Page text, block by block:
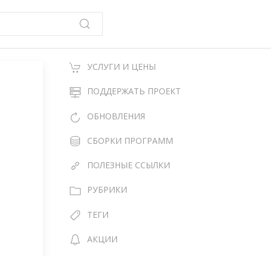
УСЛУГИ И ЦЕНЫ
ПОДДЕРЖАТЬ ПРОЕКТ
ОБНОВЛЕНИЯ
СБОРКИ ПРОГРАММ
ПОЛЕЗНЫЕ ССЫЛКИ
РУБРИКИ
ТЕГИ
АКЦИИ